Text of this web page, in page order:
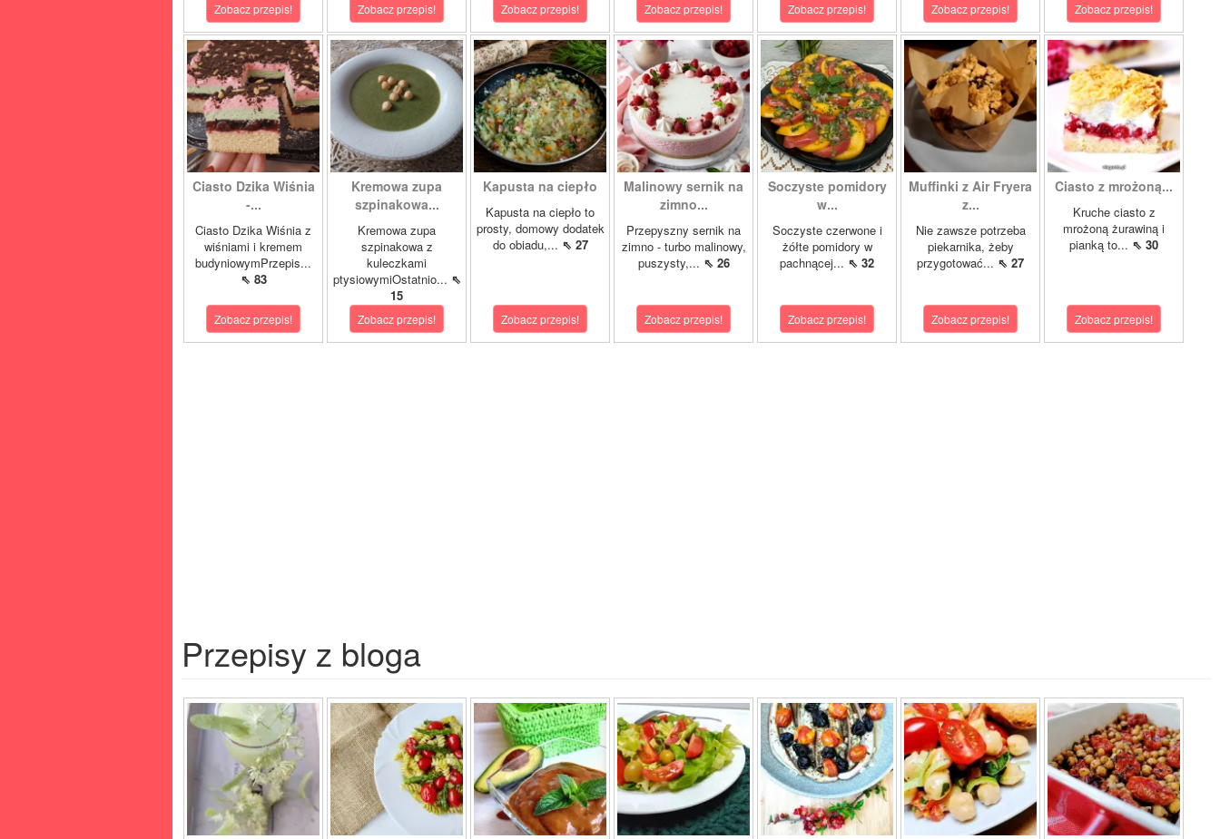
Zobacz przepis! Zobacz przepis! Zobacz przepis! Zobacz przepis! Zobacz przepis! Zobacz przepis! Zobacz przepis!
Ciasto Dzika Wiśnia
-...
Ciasto Dzika Wiśnia z
wiśniami i kremem
budyniowymPrzepis...
⇖ 83
Zobacz przepis!
Kremowa zupa
szpinakowa...
Kremowa zupa
szpinakowa z
kuleczkami
ptysiowymiOstatnio... ⇖
15
Zobacz przepis!
Kapusta na ciepło
Kapusta na ciepło to
prosty, domowy dodatek
do obiadu,... ⇖ 27
Zobacz przepis!
Malinowy sernik na
zimno...
Przepyszny sernik na
zimno - turbo malinowy,
puszysty,... ⇖ 26
Zobacz przepis!
Soczyste pomidory
w...
Soczyste czerwone i
żółte pomidory w
pachnącej... ⇖ 32
Zobacz przepis!
Muffinki z Air Fryera
z...
Nie zawsze potrzeba
piekarnika, żeby
przygotować... ⇖ 27
Zobacz przepis!
Ciasto z mrożoną...
Kruche ciasto z
mrożoną żurawiną i
pianką to... ⇖ 30
Zobacz przepis!
Przepisy z bloga